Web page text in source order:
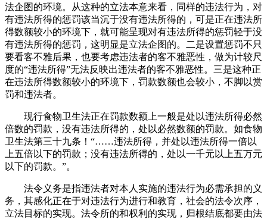
法企图的环境。从这种的立法本意来看，同样的违法行为，对
有违法所得的惩罚该当沉于没有违法所得的，可是正在违法所
得数额较小的环境下，就可能呈现对有违法所得的惩罚轻于没
有违法所得的惩罚，这明显是立法企图的。二是设置惩罚不只
要看客不雅后果，也要考虑违法者的客不雅恶性，做为计较尺
度的“违法所得”无法反映出违法者的客不雅恶性。三是这种正
在违法所得数额较小的环境下，罚款数额也会较小，不脚以赏
罚和违法者。
现行食物卫生法正在罚款数额上一般是处以违法所得必然
倍数的罚款，没有违法所得的，处以必然数额的罚款。如食物
卫生法第三十九条！“……违法所得，并处以违法所得一倍以
上五倍以下的罚款；没有违法所得的，处以一千元以上五万元
以下的罚款。”。
法令义务是指违法者对本人实施的违法行为必需承担的义
务，其感化正在于对违法行为进行和教育，社会的法令次序，
立法目标的实现。法令所的和权利的实现，归根结底都要由法